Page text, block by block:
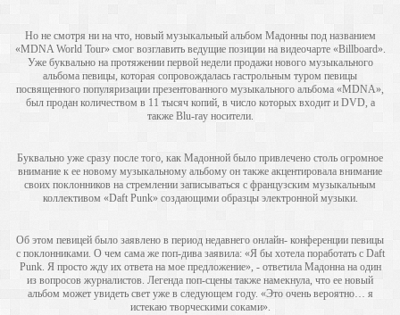
Но не смотря ни на что, новый музыкальный альбом Мадонны под названием
«MDNA World Tour» смог возглавить ведущие позиции на видеочарте «Billboard».
Уже буквально на протяжении первой недели продажи нового музыкального
альбома певицы, которая сопровождалась гастрольным туром певицы
посвященного популяризации презентованного музыкального альбома «MDNA»,
был продан количеством в 11 тысяч копий, в число которых входит и DVD, а
также Blu-ray носители.
Буквально уже сразу после того, как Мадонной было привлечено столь огромное
внимание к ее новому музыкальному альбому он также акцентировала внимание
своих поклонников на стремлении записываться с французским музыкальным
коллективом «Daft Punk» создающими образцы электронной музыки.
Об этом певицей было заявлено в период недавнего онлайн- конференции певицы
с поклонниками. О чем сама же поп-дива заявила: «Я бы хотела поработать с Daft
Punk. Я просто жду их ответа на мое предложение», - ответила Мадонна на один
из вопросов журналистов. Легенда поп-сцены также намекнула, что ее новый
альбом может увидеть свет уже в следующем году. «Это очень вероятно… я
истекаю творческими соками».